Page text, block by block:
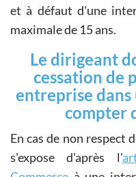
et à défaut d'une
maximale de 15 ans.
Le dirigeant
cessation de
entreprise dans
compter
En cas de non respect
s'expose d'après l'